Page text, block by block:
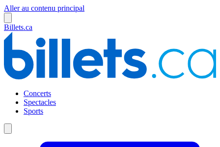
Aller au contenu principal
Billets.ca
Concerts
Spectacles
Sports